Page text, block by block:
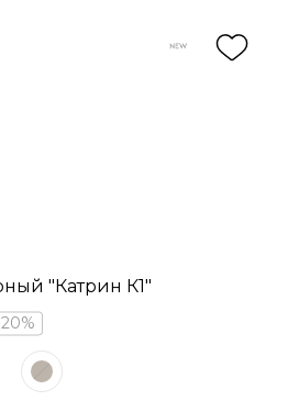
"Катрин К1"
20%